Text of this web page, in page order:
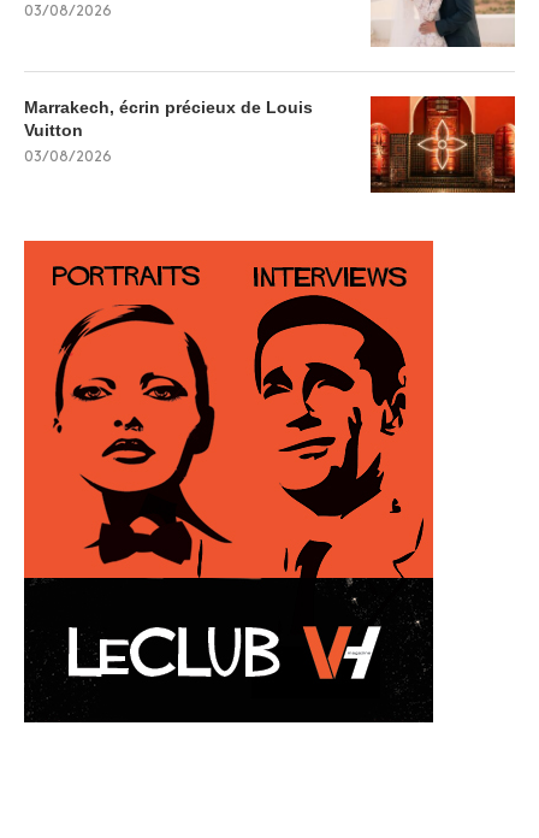
03/08/2026
Marrakech, écrin précieux de Louis
Vuitton
03/08/2026